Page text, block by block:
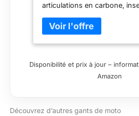
articulations en carbone,
thermoformée. Coupe de
Protecteur de carbone sur les
certifié selon Cat. II Norme
Disponibilité et prix à jour –
Amazon
Découvrez d’autres gants de moto